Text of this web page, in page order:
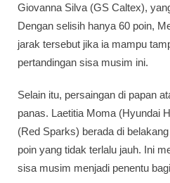
Giovanna Silva (GS Caltex),
Dengan selisih hanya 60 poin,
jarak tersebut jika ia mampu
pertandingan sisa musim ini.
Selain itu, persaingan di papan
panas. Laetitia Moma (Hyundai
(Red Sparks) berada di
poin yang tidak terlalu jauh. Ini
sisa musim menjadi penentu